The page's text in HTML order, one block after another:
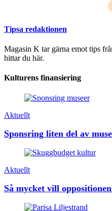
Tipsa redaktionen
Magasin K tar gärna emot tips
hittar du här.
Kulturens finansiering
Aktuellt
Sponsring liten del av
Aktuellt
Så mycket vill